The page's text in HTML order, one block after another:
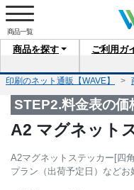
商品を探す ご利用 ガ
印刷のネット通販【WAVE】
STEP2.料金表の価
A2 マグネット
A2マグネットステッカー[四
プラン（出荷予定日）などお